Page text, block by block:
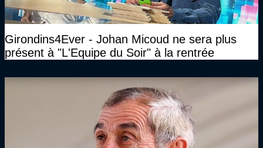
Girondins4Ever - Johan Micoud ne sera plus
présent à "L'Equipe du Soir" à la rentrée